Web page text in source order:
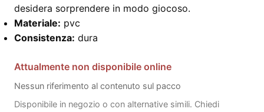
desidera sorprendere in modo giocoso.
Materiale: pvc
Consistenza: dura
Attualmente non disponibile online
Nessun riferimento al contenuto sul pacco
Disponibile in negozio o con alternative simili. Chiedi